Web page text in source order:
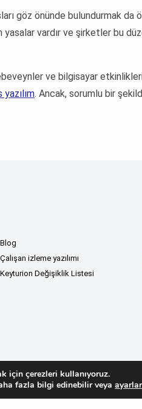
göz önünde bulundurmak da
yasalar vardır ve şirketler bu
ve bilgisayar
yazılım. Ancak, sorumlu bir
Blog
Çalışan izleme yazılımı
Keyturion Değişiklik Listesi
için çerezleri kullanıyoruz.
fazla bilgi edinebilir veyaayarlar